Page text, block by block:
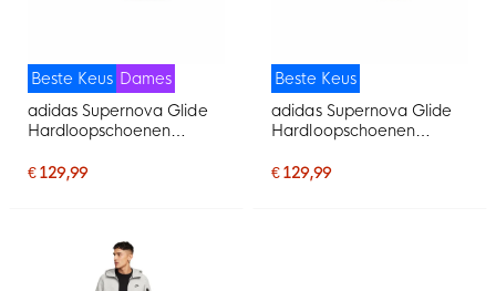
Beste Keus Dames
adidas Supernova Glide
Hardloopschoenen
Mintgroen
€ 129,99
Beste Keus
adidas Supernova Glide
Hardloopschoenen
Paars
€ 129,99